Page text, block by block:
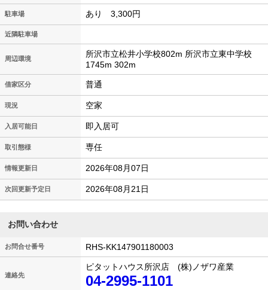
駐車場 あり 3,300円
近隣駐車場
周辺環境
所沢市立松井小学校802m 所沢市立東中学校
1745m 302m
借家区分 普通
現況 空家
入居可能日 即入居可
取引態様 専任
情報更新日 2026年08月07日
次回更新予定日 2026年08月21日
お問い合わせ
お問合せ番号 RHS-KK147901180003
連絡先
ピタットハウス所沢店 (株)ノザワ産業
04-2995-1101